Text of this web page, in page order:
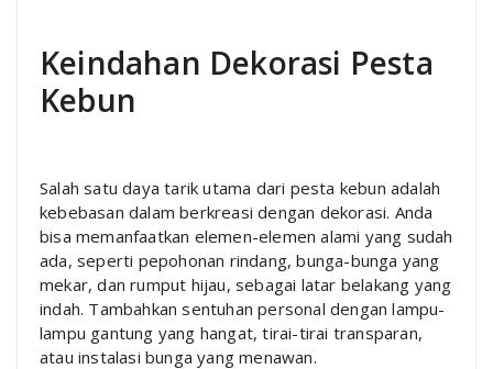
Keindahan Dekorasi Pesta
Kebun
Salah satu daya tarik utama dari pesta kebun adalah
kebebasan dalam berkreasi dengan dekorasi. Anda
bisa memanfaatkan elemen-elemen alami yang sudah
ada, seperti pepohonan rindang, bunga-bunga yang
mekar, dan rumput hijau, sebagai latar belakang yang
indah. Tambahkan sentuhan personal dengan lampu-
lampu gantung yang hangat, tirai-tirai transparan,
atau instalasi bunga yang menawan.